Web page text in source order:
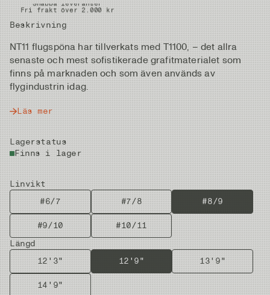
Beskrivning
NT11 flugspöna har tillverkats med T1100, – det allra
senaste och mest sofistikerade grafitmaterialet som
finns på marknaden och som även används av
flygindustrin idag.
Läs mer
Lagerstatus
Finns i lager
Linvikt
#6/7
#7/8 #8/9
#9/10
#10/11
Längd
12'3"
12'9" 13'9"
14'9"
Snabba leveranser
Fri frakt över 2.000 kr
Fria returer på vadare